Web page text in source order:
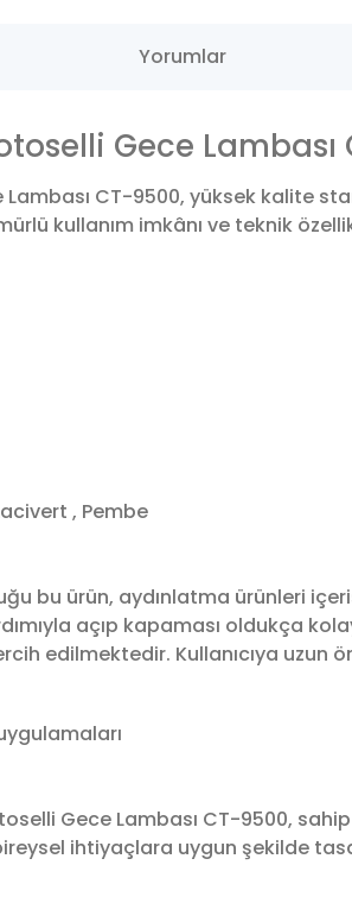
Yorumlar
Gece
Lambası CT-9500, yüksek kalite
kullanım imkânı ve teknik
, Pembe
bu ürün, aydınlatma ürünleri
açıp kapaması oldukça
edilmektedir. Kullanıcıya
Gece Lambası CT-9500,
ihtiyaçlara uygun şekilde